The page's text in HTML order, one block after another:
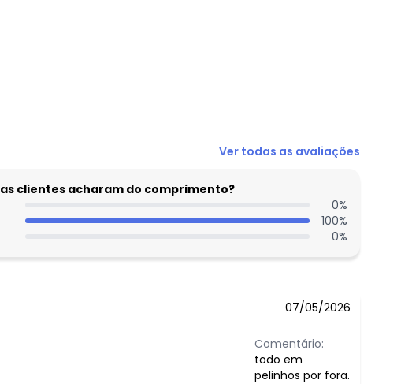
Ver todas as avaliações
as clientes acharam do comprimento?
0%
100%
0%
07/05/2026
Comentário:
todo em
pelinhos por fora.